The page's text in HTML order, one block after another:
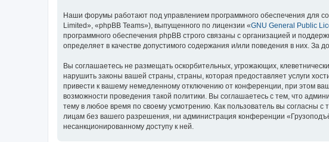
Наши форумы работают под управлением программного обеспечения для
Limited», «phpBB Teams»), выпущенного по лицензии «GNU General Public
программного обеспечения phpBB строго связаны с организацией и
определяет в качестве допустимого содержания и/или поведения в них.
Вы соглашаетесь не размещать оскорбительных, угрожающих,
нарушить законы вашей страны, страны, которая предоставляет услуги
привести к вашему немедленному отключению от конференции, при этом
возможности проведения такой политики. Вы соглашаетесь с тем, что
тему в любое время по своему усмотрению. Как пользователь вы согласны
лицам без вашего разрешения, ни администрация конференции
несанкционированному доступу к ней.